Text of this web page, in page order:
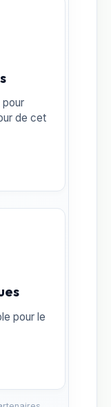
pour
de cet
pour le